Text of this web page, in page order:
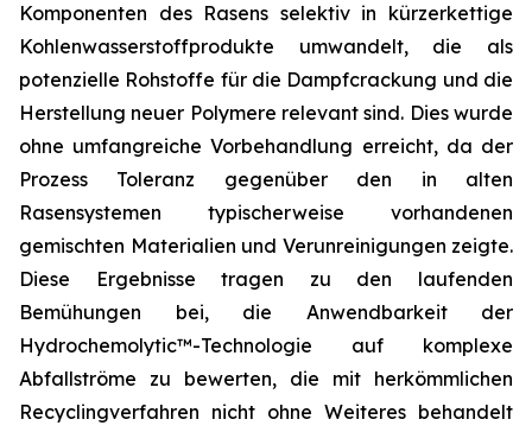
Komponenten des Rasens selektiv in kürzerkettige
Kohlenwasserstoffprodukte umwandelt, die als
potenzielle Rohstoffe für die Dampfcrackung und die
Herstellung neuer Polymere relevant sind. Dies wurde
ohne umfangreiche Vorbehandlung erreicht, da der
Prozess Toleranz gegenüber den in alten
Rasensystemen typischerweise vorhandenen
gemischten Materialien und Verunreinigungen zeigte.
Diese Ergebnisse tragen zu den laufenden
Bemühungen bei, die Anwendbarkeit der
Hydrochemolytic™-Technologie auf komplexe
Abfallströme zu bewerten, die mit herkömmlichen
Recyclingverfahren nicht ohne Weiteres behandelt